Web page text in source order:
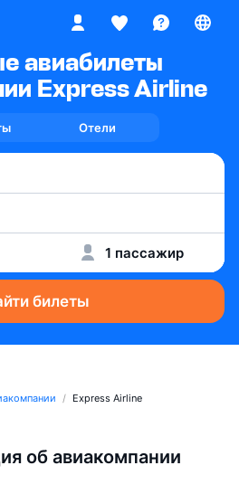
авиабилеты
Express Airline
Отели
1 пассажир
билеты
Express Airline
об авиакомпании